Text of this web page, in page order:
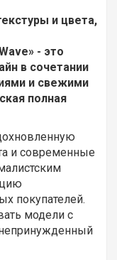
и цвета,
- это
в сочетании
и свежими
полная
и современные
покупателей.
модели с